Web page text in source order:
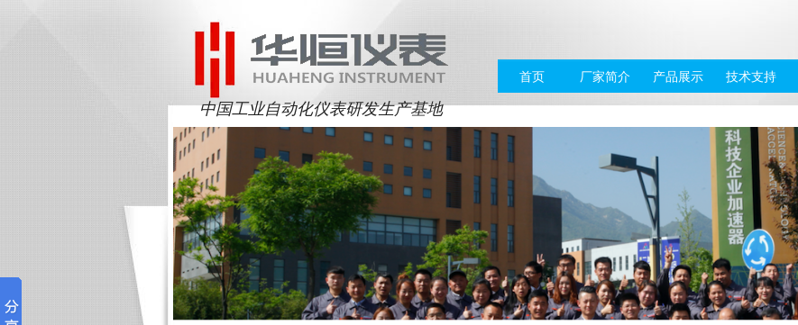
中国工业自动化仪表研发生产基地
首页 厂家简介 产品展示 技术支持